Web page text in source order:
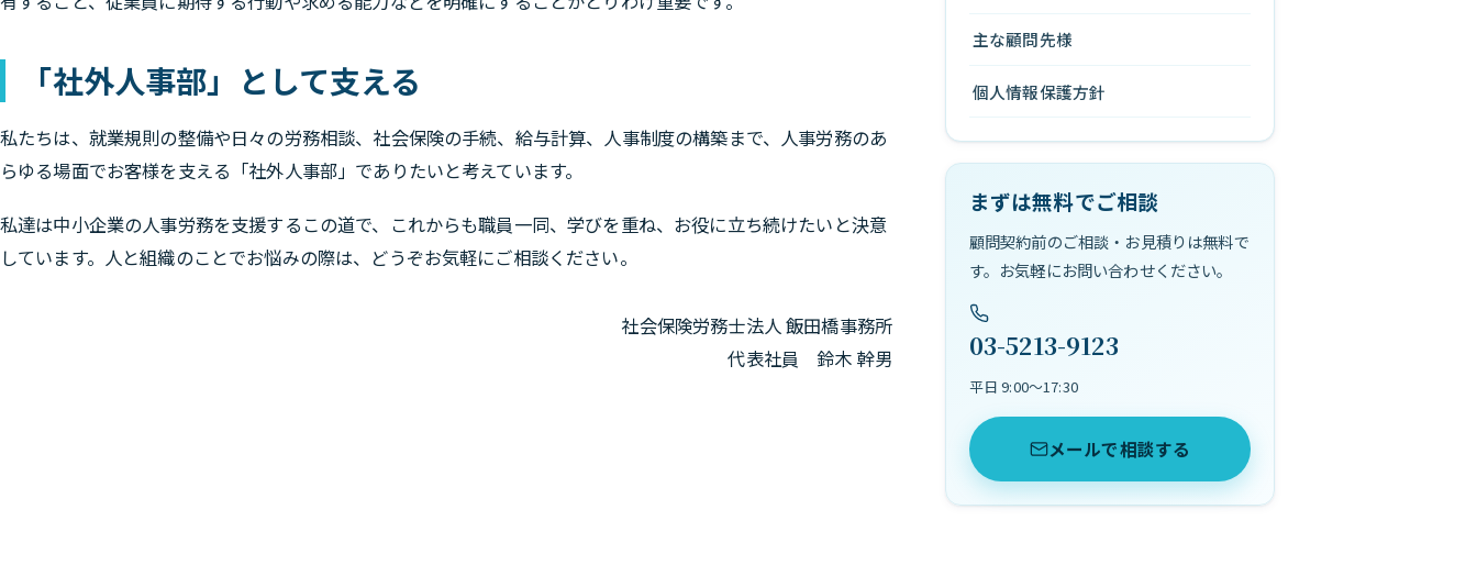
「社外人事部」として支える
私たちは、就業規則の整備や日々の労務相談、社会保険の手続、給与計算、人事制度の構築まで、人事労務のあ
らゆる場面でお客様を支える「社外人事部」でありたいと考えています。
私達は中小企業の人事労務を支援するこの道で、これからも職員一同、学びを重ね、お役に立ち続けたいと決意
しています。人と組織のことでお悩みの際は、どうぞお気軽にご相談ください。
社会保険労務士法人 飯田橋事務所
代表社員 鈴木 幹男
主な顧問先様
個人情報保護方針
まずは無料でご相談
顧問契約前のご相談・お見積りは無料で
す。お気軽にお問い合わせください。
03-5213-9123
平日 9:00〜17:30
メールで相談する